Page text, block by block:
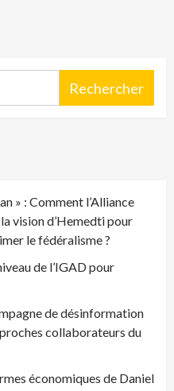
Rechercher
» : Comment l’Alliance
vision d’Hemedti pour
le fédéralisme ?
de l’IGAD pour
de désinformation
collaborateurs du
économiques de Daniel